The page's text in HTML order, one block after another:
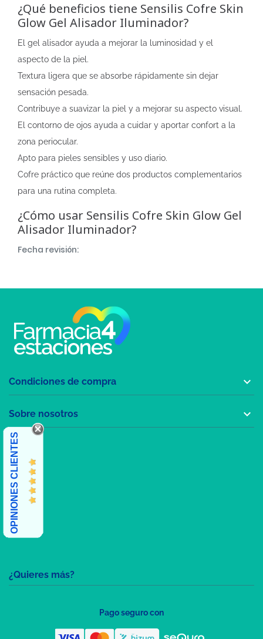
¿Qué beneficios tiene Sensilis Cofre Skin
Glow Gel Alisador Iluminador?
El gel alisador ayuda a mejorar la luminosidad y el
aspecto de la piel.
Textura ligera que se absorbe rápidamente sin dejar
sensación pesada.
Contribuye a suavizar la piel y a mejorar su aspecto visual.
El contorno de ojos ayuda a cuidar y aportar confort a la
zona periocular.
Apto para pieles sensibles y uso diario.
Cofre práctico que reúne dos productos complementarios
para una rutina completa.
¿Cómo usar Sensilis Cofre Skin Glow Gel
Alisador Iluminador?
Fecha revisión:
¿Quieres más?
Condiciones de compra 
Sobre nosotros 
OPINIONES CLIENTES
Pago seguro con